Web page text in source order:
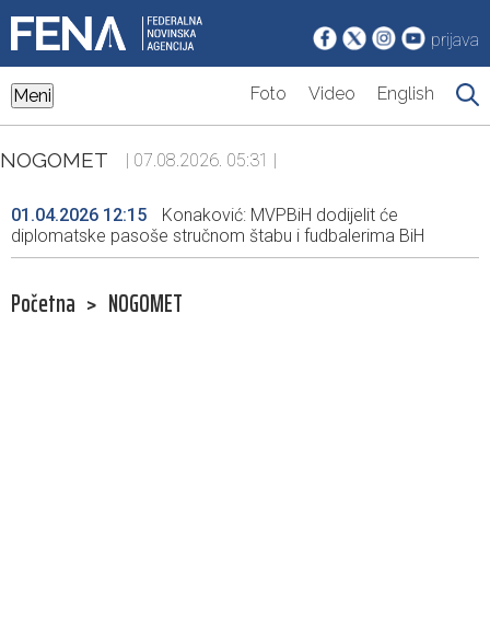
prijava
Meni Foto Video English
NOGOMET | 07.08.2026. 05:31 |
01.04.2026 12:15
Konaković: MVPBiH dodijelit će
diplomatske pasoše stručnom štabu i fudbalerima BiH
Početna > NOGOMET